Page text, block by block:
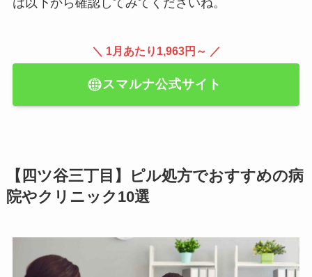
＼ 1月あたり1,963円～ ／
スマルナ公式サイト
【四ツ谷三丁目】ピル処方でおすすめの病
院やクリニック10選